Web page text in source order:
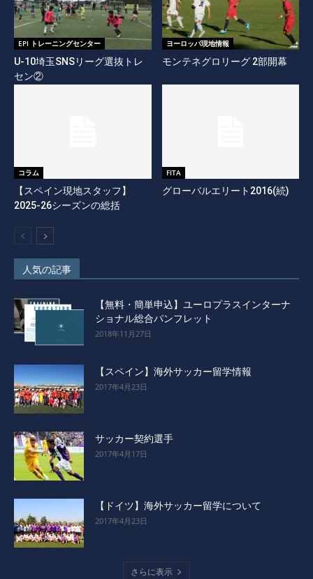
EPI トレーニングセンター
U-10埼玉SNSリーグ選抜トレ
セン②
ヨーロッパ現地情報
モンテネグロリーグ 2部開幕
コラム
【スペイン現地スタッフ】
2025-26シーズンの総括
FITA
グローバルエリート2016(続)
人気の記事
【無料・簡単申込】ユーロプラスインターナ
ショナル総合パンフレット
2018年11月27日
【スペイン】海外サッカー留学情報
2017年4月23日
サッカー契約選手
2017年4月17日
【ドイツ】海外サッカー留学について
2017年4月23日
さらに表示